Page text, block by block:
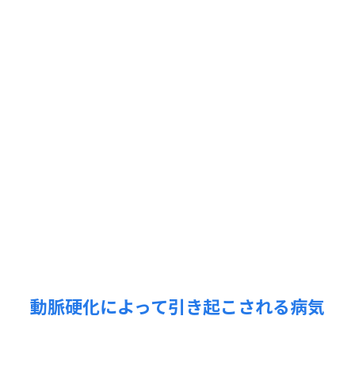
動脈硬化によって引き起こされる病気